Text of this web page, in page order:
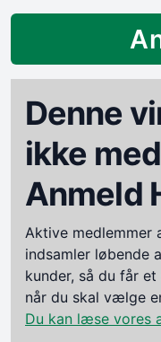
Denne
ikke
Anmeld
Aktive medlemmer
indsamler løbende
kunder, så du får
når du skal vælge
Du kan læse vores